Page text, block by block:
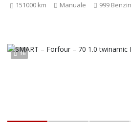
151000 km Manuale 999
16